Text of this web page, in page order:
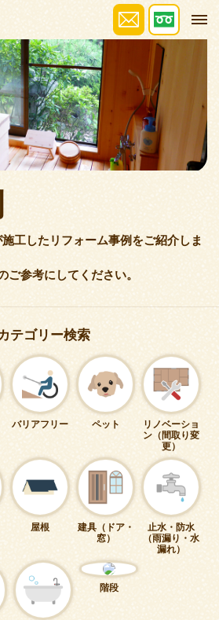
工したリフォーム事例をご紹介しま
参考にしてください。
テゴリー検索
バリアフリー ペット
リノベーショ
ン（間取り変
更）
屋根
建具（ドア・
窓）
止水・防水
（雨漏り・水
漏れ）
階段